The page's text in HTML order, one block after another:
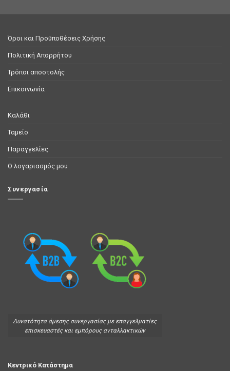
Όροι και Προϋποθέσεις Χρήσης
Πολιτική Απορρήτου
Τρόποι αποστολής
Επικοινωνία
Καλάθι
Ταμείο
Παραγγελίες
Ο λογαριασμός μου
Συνεργασία
Δυνατότητα άμεσης συνεργασίας με επαγγελματίες
επισκευαστές και εμπόρους ανταλλακτικών
Κεντρικό Κατάστημα